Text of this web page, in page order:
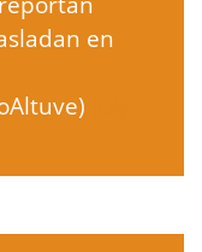
en